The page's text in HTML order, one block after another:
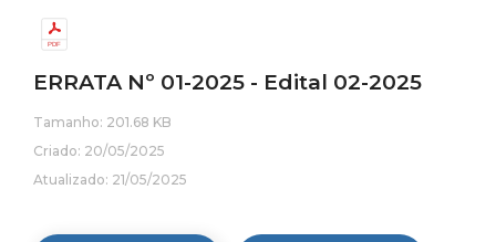
ERRATA Nº 01-2025 - Edital 02-2025
Tamanho: 201.68 KB
Criado: 20/05/2025
Atualizado: 21/05/2025